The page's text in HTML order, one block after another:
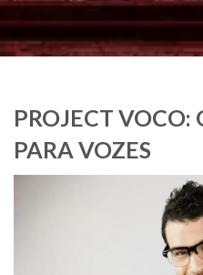
PROJECT VOCO:
PARA VOZES